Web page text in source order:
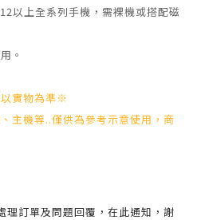
以上全系列手機，需裸機或搭配磁
。
實物為準※
主機等..僅供為參考示意使用，商
訂單及問題回覆，在此通知，謝